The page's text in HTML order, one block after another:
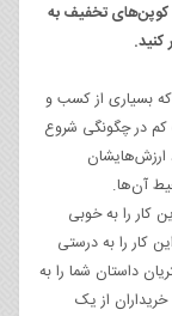
کوپن‌های تخفیف به
کنید.
بسیاری از کسب و
کم در چگونگی شروع
ارزش‌هایشان
آن‌ها.
کار را به خوبی
کار را به درستی
داستان شما را به
از یک